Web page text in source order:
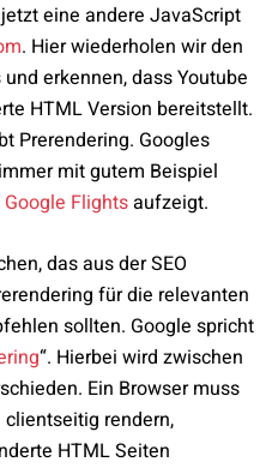
eine andere JavaScript
. Hier wiederholen wir den
erkennen, dass Youtube
HTML Version bereitstellt.
Prerendering. Googles
mit gutem Beispiel
Flightsaufzeigt.
das aus der SEO
für die relevanten
sollten. Google spricht
“. Hierbei wird zwischen
Ein Browser muss
rendern,
HTML Seiten